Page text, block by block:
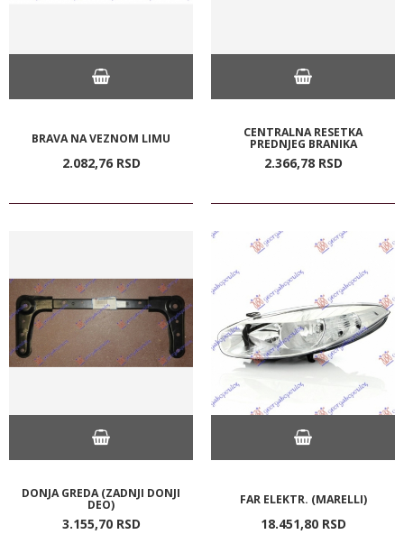
BRAVA NA VEZNOM LIMU
2.082,76 RSD
CENTRALNA RESETKA
PREDNJEG BRANIKA
2.366,78 RSD
DONJA GREDA (ZADNJI DONJI
DEO)
3.155,70 RSD
FAR ELEKTR. (MARELLI)
18.451,80 RSD